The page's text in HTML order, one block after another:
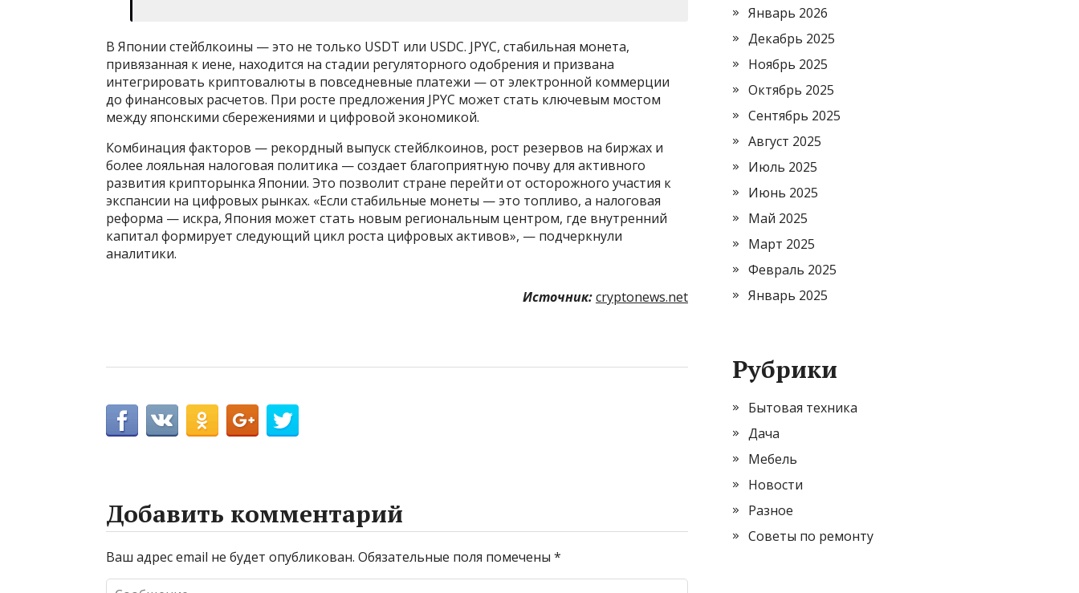
В Японии стейблкоины — это не только USDT или USDC. JPYC, стабильная монета,
привязанная к иене, находится на стадии регуляторного одобрения и призвана
интегрировать криптовалюты в повседневные платежи — от электронной коммерции
до финансовых расчетов. При росте предложения JPYC может стать ключевым мостом
между японскими сбережениями и цифровой экономикой.
Комбинация факторов — рекордный выпуск стейблкоинов, рост резервов на биржах и
более лояльная налоговая политика — создает благоприятную почву для активного
развития крипторынка Японии. Это позволит стране перейти от осторожного участия к
экспансии на цифровых рынках. «Если стабильные монеты — это топливо, а налоговая
реформа — искра, Япония может стать новым региональным центром, где внутренний
капитал формирует следующий цикл роста цифровых активов», — подчеркнули
аналитики.
Источник:cryptonews.net
Добавить комментарий
Ваш адрес email не будет опубликован. Обязательные поля помечены *
Январь 2026
Декабрь 2025
Ноябрь 2025
Октябрь 2025
Сентябрь 2025
Август 2025
Июль 2025
Июнь 2025
Май 2025
Март 2025
Февраль 2025
Январь 2025
Рубрики
Бытовая техника
Дача
Мебель
Новости
Разное
Советы по ремонту